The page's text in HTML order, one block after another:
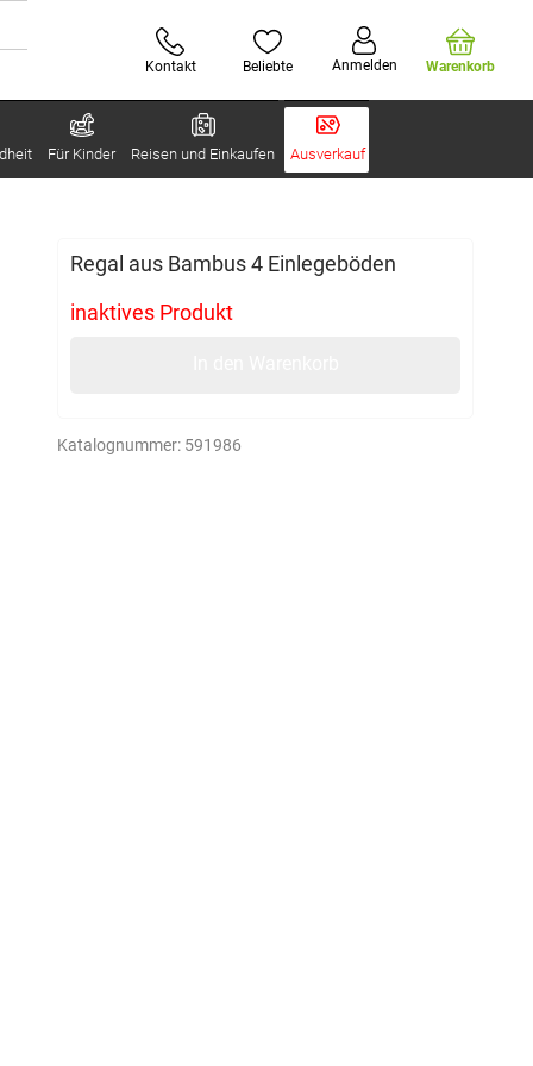
Kontakt Beliebte Anmelden Warenkorb
Für Kinder Reisen und Einkaufen Ausverkauf
Regal aus Bambus 4 Einlegeböden
inaktives Produkt
Katalognummer: 591986